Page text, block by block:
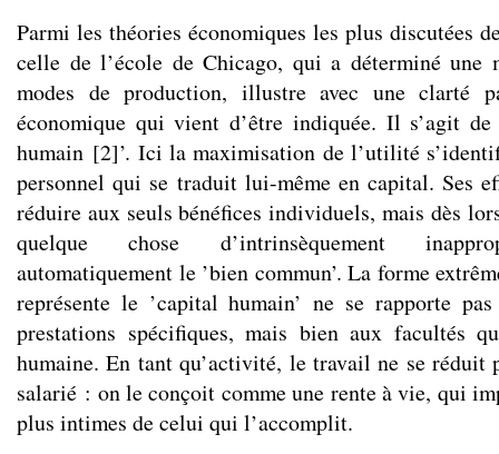
Parmi les théories économiques les plus discutées
celle de l’école de Chicago, qui a déterminé une
modes de production, illustre avec une clarté
économique qui vient d’être indiquée. Il s’agit
humain [2]’. Ici la maximisation de l’utilité
personnel qui se traduit lui-même en capital. Ses
réduire aux seuls bénéfices individuels, mais dès
quelque chose d’intrinsèquement
automatiquement le ’bien commun’. La forme
représente le ’capital humain’ ne se rapporte
prestations spécifiques, mais bien aux facultés
humaine. En tant qu’activité, le travail ne se réduit
salarié : on le conçoit comme une rente à vie, qui
plus intimes de celui qui l’accomplit.